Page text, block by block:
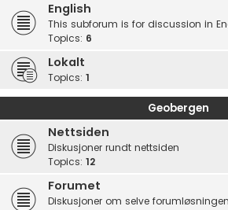
English
This subforum is for discussion in
Topics: 6
Lokalt
Topics: 1
Geobergen
Nettsiden
Diskusjoner rundt nettsiden
Topics: 12
Forumet
Diskusjoner om selve forumløsningen